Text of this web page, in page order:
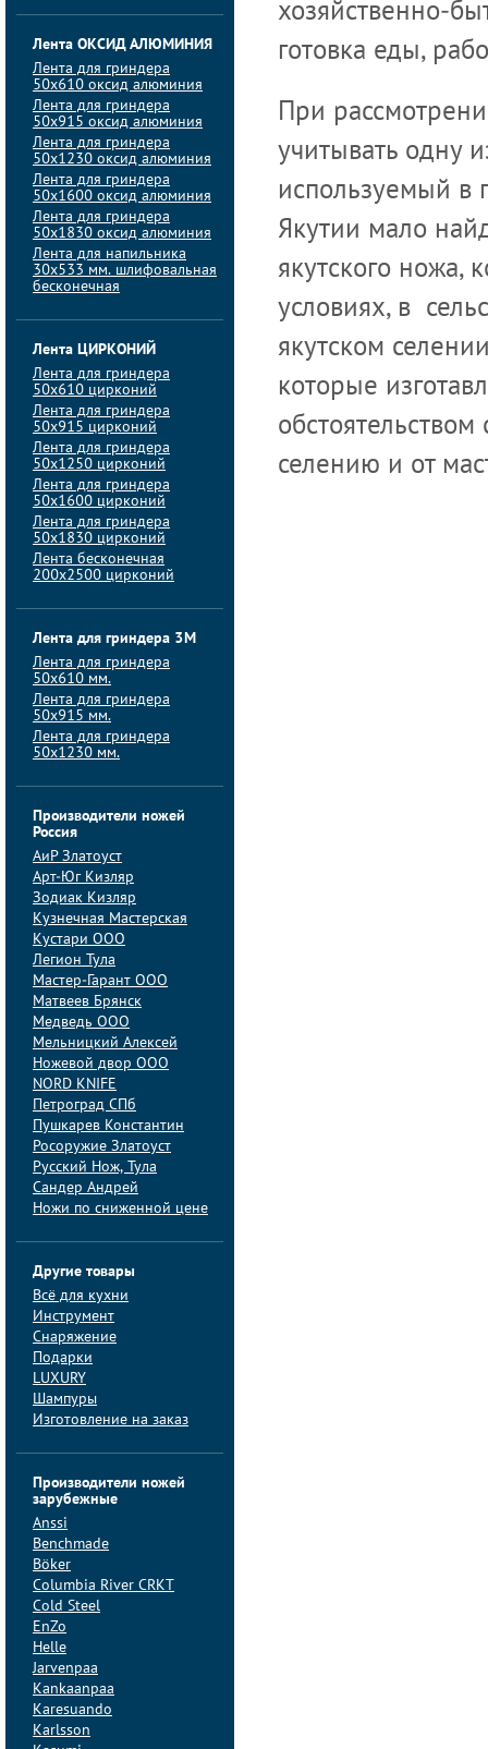
Лента ОКСИД АЛЮМИНИЯ
Лента для гриндера
50х610 оксид алюминия
Лента для гриндера
50х915 оксид алюминия
Лента для гриндера
50х1230 оксид алюминия
Лента для гриндера
50х1600 оксид алюминия
Лента для гриндера
50х1830 оксид алюминия
Лента для напильника
30х533 мм. шлифовальная
бесконечная
Лента ЦИРКОНИЙ
Лента для гриндера
50х610 цирконий
Лента для гриндера
50х915 цирконий
Лента для гриндера
50х1250 цирконий
Лента для гриндера
50х1600 цирконий
Лента для гриндера
50x1830 цирконий
Лента бесконечная
200х2500 цирконий
Лента для гриндера 3M
Лента для гриндера
50x610 мм.
Лента для гриндера
50x915 мм.
Лента для гриндера
50x1230 мм.
Производители ножей
Россия
АиP Златоуст
Арт-Юг Кизляр
Зодиак Кизляр
Кузнечная Мастерская
Кустари ООО
Легион Тула
Мастер-Гарант ООО
Матвеев Брянск
Медведь ООО
Мельницкий Алексей
Ножевой двор ООО
NORD KNIFE
Петроград СПб
Пушкарев Константин
Росоружие Златоуст
Русский Нож, Тула
Сандер Андрей
Ножи по сниженной цене
Другие товары
Всё для кухни
Инструмент
Снаряжение
Подарки
LUXURY
Шампуры
Изготовление на заказ
Производители ножей
зарубежные
Anssi
Benchmade
Böker
Columbia River CRKT
Cold Steel
EnZo
Helle
Jarvenpaa
Kankaanpaa
Karesuando
Karlsson
хозяйственно-
готовка еды,
При
учитывать одну
используемый в
Якутии мало
якутского ножа,
условиях, в
якутском
которые
селению и от